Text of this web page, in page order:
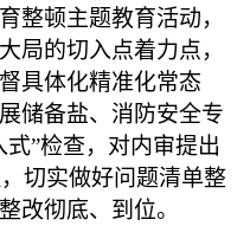
整顿主题教育活动，
局的切入点着力点，
具体化精准化常态
储备盐、消防安全专
”检查，对内审提出
切实做好问题清单整
改彻底、到位。